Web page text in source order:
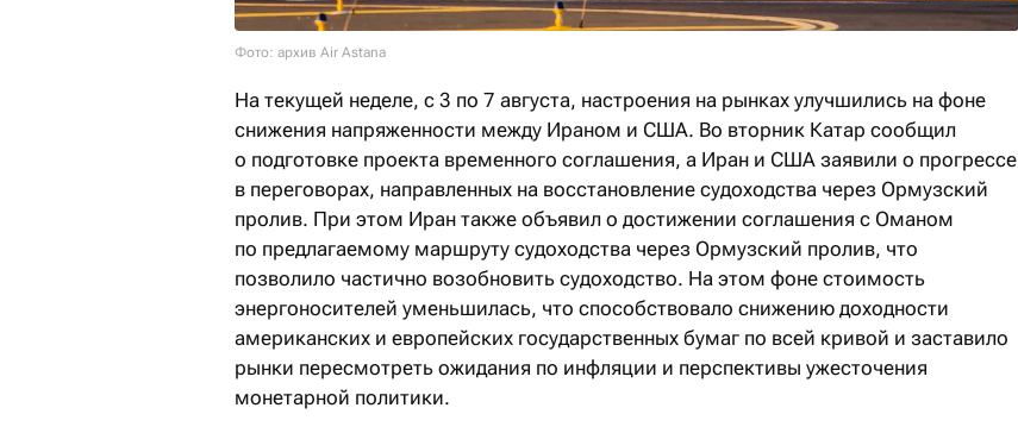
Фото: архив Air Astana
На текущей неделе, с 3 по 7 августа, настроения на рынках улучшились на фоне
снижения напряженности между Ираном и США. Во вторник Катар сообщил
о подготовке проекта временного соглашения, а Иран и США заявили о прогрессе
в переговорах, направленных на восстановление судоходства через Ормузский
пролив. При этом Иран также объявил о достижении соглашения с Оманом
по предлагаемому маршруту судоходства через Ормузский пролив, что
позволило частично возобновить судоходство. На этом фоне стоимость
энергоносителей уменьшилась, что способствовало снижению доходности
американских и европейских государственных бумаг по всей кривой и заставило
рынки пересмотреть ожидания по инфляции и перспективы ужесточения
монетарной политики.